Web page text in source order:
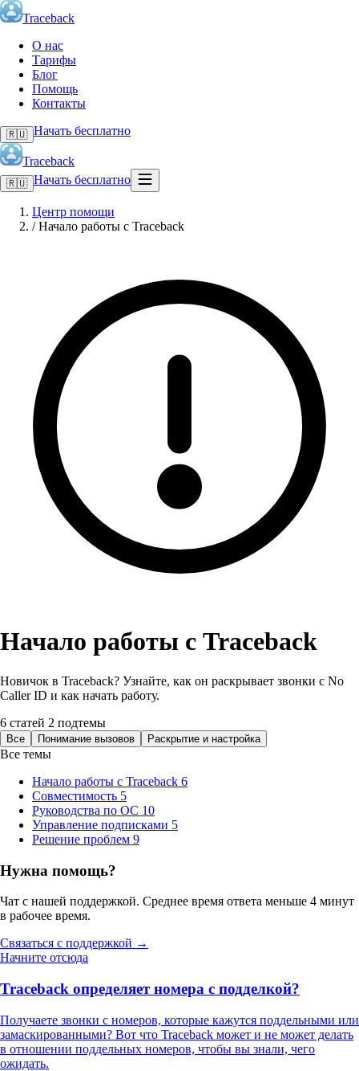
Traceback
О нас
Тарифы
Блог
Помощь
Контакты
🇷🇺 Начать бесплатно
Traceback
🇷🇺 Начать бесплатно
Центр помощи
/Начало работы с Traceback
Начало работы с Traceback
Новичок в Traceback? Узнайте, как он раскрывает звонки с No
Caller ID и как начать работу.
6 статей 2 подтемы
Все Понимание вызовов Раскрытие и настройка
Все темы
Начало работы с Traceback 6
Совместимость 5
Руководства по ОС 10
Управление подписками 5
Решение проблем 9
Нужна помощь?
Чат с нашей поддержкой. Среднее время ответа меньше 4 минут
в рабочее время.
Связаться с поддержкой →
Начните отсюда
Traceback определяет номера с подделкой?
Получаете звонки с номеров, которые кажутся поддельными или
замаскированными? Вот что Traceback может и не может делать
в отношении поддельных номеров, чтобы вы знали, чего
ожидать.